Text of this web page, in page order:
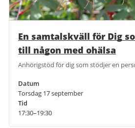
En samtalskväll för Dig
till någon med ohälsa
Anhörigstöd för dig som stödjer en
Datum
Torsdag 17 september
Tid
17:30–19:30